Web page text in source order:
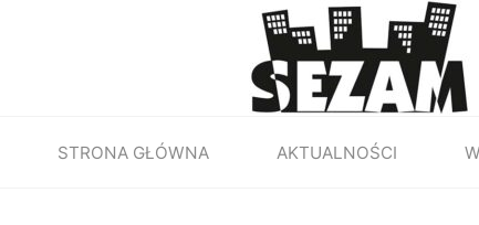
STRONA GŁÓWNA AKTUALNOŚCI